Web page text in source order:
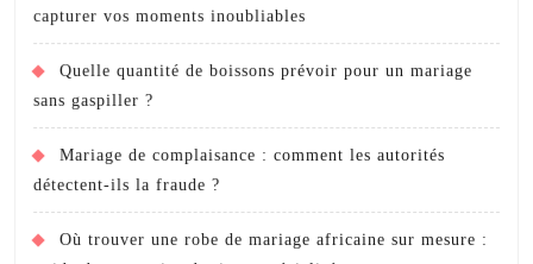
capturer vos moments inoubliables
Quelle quantité de boissons prévoir pour un mariage
sans gaspiller ?
Mariage de complaisance : comment les autorités
détectent-ils la fraude ?
Où trouver une robe de mariage africaine sur mesure :